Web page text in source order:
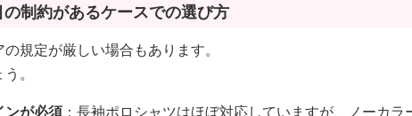
の制約があるケースでの選び方
規定が厳しい場合もあります。
。
ンが必須 ：長袖ポロシャツはほぼ対応していますが、ノーカ